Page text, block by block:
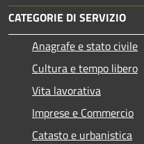
CATEGORIE DI SERVIZIO
Anagrafe e stato civile
Cultura e tempo libero
Vita lavorativa
Imprese e Commercio
Catasto e urbanistica